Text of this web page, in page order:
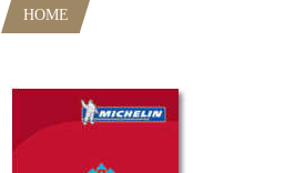
HOME